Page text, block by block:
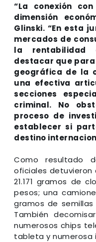
“La conexión
dimensión
Glinski. “En esta
mercados de
la rentabilidad
destacar que
geográfica de la
una efectiva
secciones
criminal. No
proceso de
establecer si
destino
Como resultado
oficiales detuvieron
21.171 gramos de
pesos; una
gramos de
También
numerosos chips
tableta y numerosa